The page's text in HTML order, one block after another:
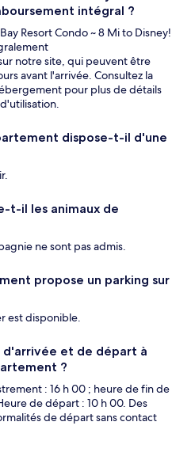
intégral ?
Resort Condo ~ 8 Mi to Disney!
notre site, qui peuvent être
avant l'arrivée. Consultez la
pour plus de détails
dispose-t-il d'une
t-il les animaux de
ne sont pas admis.
propose un parking sur
est disponible.
d'arrivée et de départ à
?
: 16 h 00 ; heure de fin de
de départ : 10 h 00. Des
de départ sans contact